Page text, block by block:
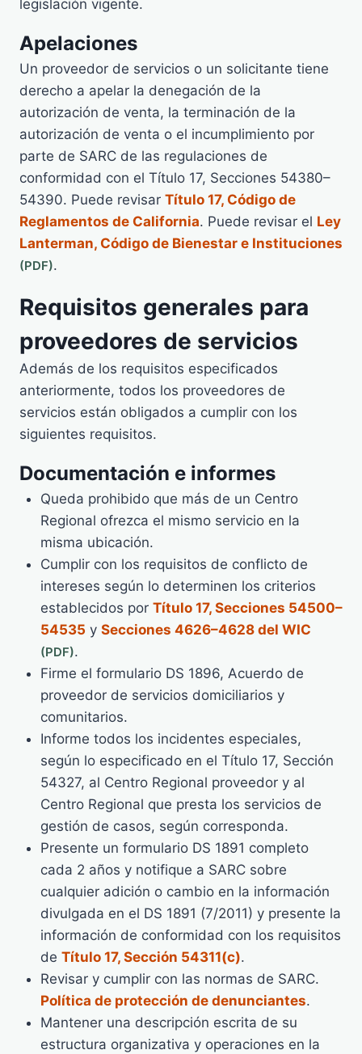
legislación vigente.
Apelaciones
Un proveedor de servicios o un solicitante tiene
derecho a apelar la denegación de la
autorización de venta, la terminación de la
autorización de venta o el incumplimiento por
parte de SARC de las regulaciones de
conformidad con el Título 17, Secciones 54380–
54390. Puede revisar Título 17, Código de
Reglamentos de California. Puede revisar el Ley
Lanterman, Código de Bienestar e Instituciones
.
Requisitos generales para
proveedores de servicios
Además de los requisitos especificados
anteriormente, todos los proveedores de
servicios están obligados a cumplir con los
siguientes requisitos.
Documentación e informes
Queda prohibido que más de un Centro
Regional ofrezca el mismo servicio en la
misma ubicación.
Cumplir con los requisitos de conflicto de
intereses según lo determinen los criterios
establecidos por Título 17, Secciones 54500–
54535 y Secciones 4626–4628 del WIC
.
Firme el formulario DS 1896, Acuerdo de
proveedor de servicios domiciliarios y
comunitarios.
Informe todos los incidentes especiales,
según lo especificado en el Título 17, Sección
54327, al Centro Regional proveedor y al
Centro Regional que presta los servicios de
gestión de casos, según corresponda.
Presente un formulario DS 1891 completo
cada 2 años y notifique a SARC sobre
cualquier adición o cambio en la información
divulgada en el DS 1891 (7/2011) y presente la
información de conformidad con los requisitos
de Título 17, Sección 54311(c).
Revisar y cumplir con las normas de SARC.
Política de protección de denunciantes.
Mantener una descripción escrita de su
estructura organizativa y operaciones en la